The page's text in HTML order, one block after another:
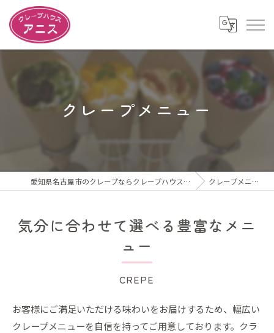
クレープメニュー
愛知県名古屋市のクレープならクレープハウスアニス クレープメニュー
気分に合わせて選べる豊富なメニ
ュー
CREPE
お客様にご満足いただける味わいをお届けするため、幅広い
クレープメニューを自信を持ってご用意しております。クラ